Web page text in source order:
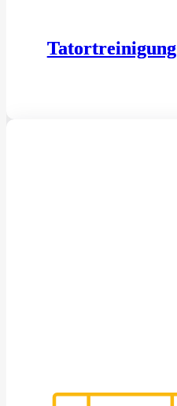
Tatortreinigung